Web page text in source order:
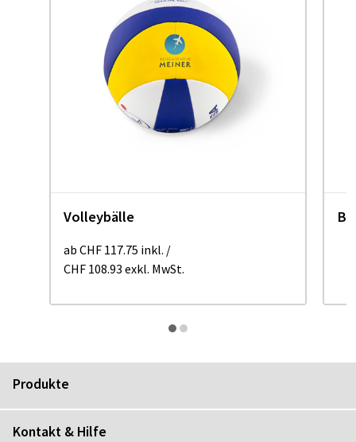
Volleybälle
ab CHF 117.75 inkl. /
CHF 108.93 exkl. MwSt.
Produkte
Kontakt & Hilfe